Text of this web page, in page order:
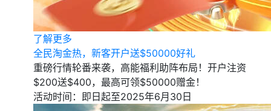
了解更多
全民淘金热，新客开户送$50000好礼
重磅行情轮番来袭，高能福利助阵布局！开户注资
$200送$400，最高可领$50000赠金！
活动时间：即日起至2025年6月30日